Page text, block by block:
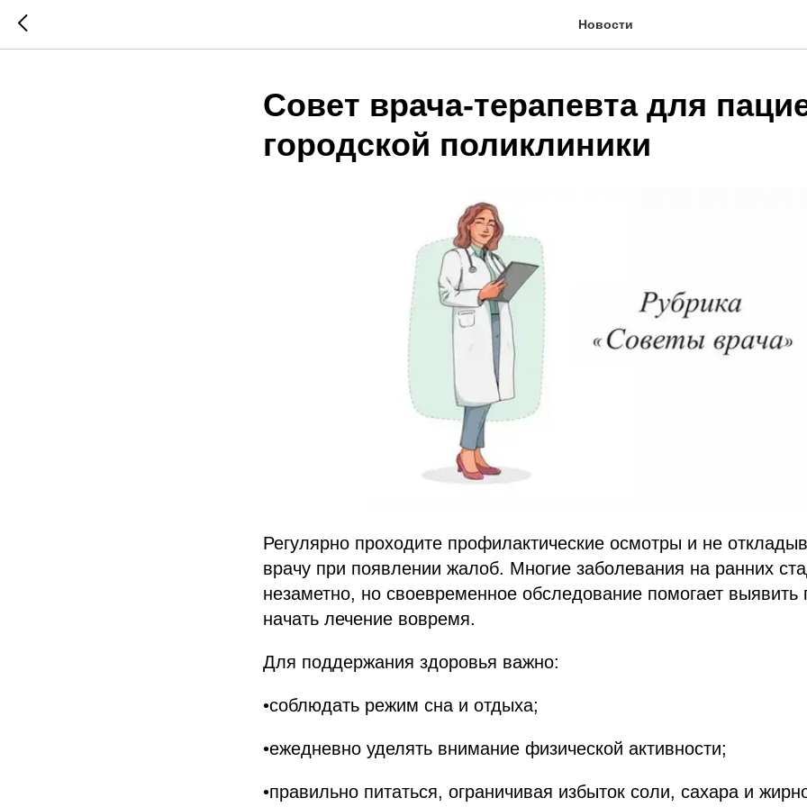
Новости
Совет врача-терапевта для
городской поликлиники
Регулярно проходите профилактические осмотры и не
врачу при появлении жалоб. Многие заболевания на ранних
незаметно, но своевременное обследование помогает выявить
начать лечение вовремя.
Для поддержания здоровья важно:
•соблюдать режим сна и отдыха;
•ежедневно уделять внимание физической активности;
•правильно питаться, ограничивая избыток соли, сахара и